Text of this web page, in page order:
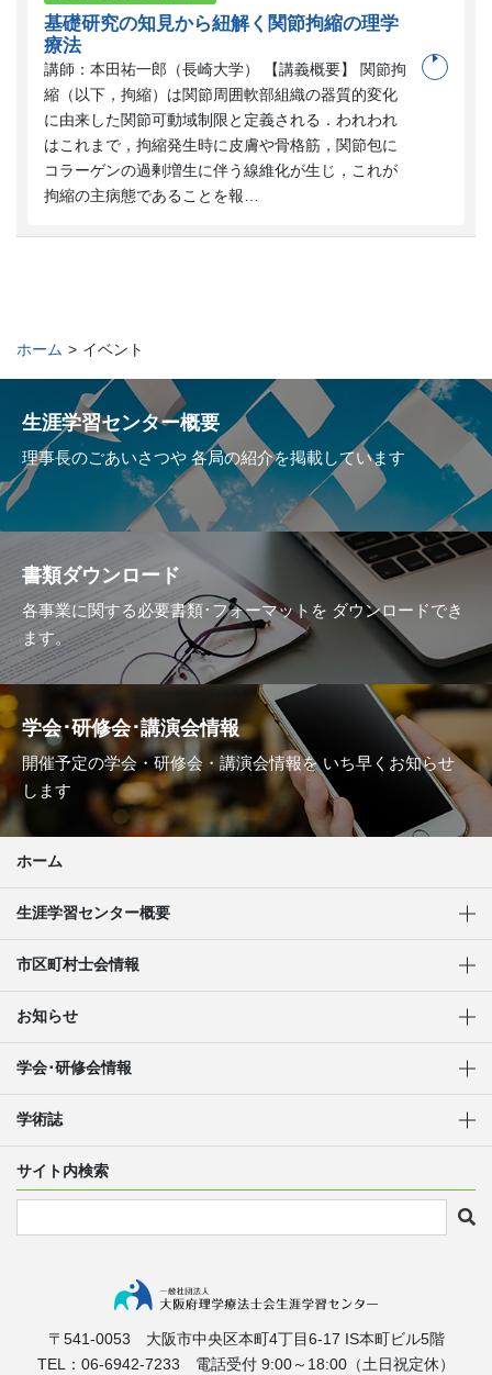
基礎研究の知見から紐解く関節拘縮の理学
療法
講師：本田祐一郎（長崎大学） 【講義概要】 関節拘
縮（以下，拘縮）は関節周囲軟部組織の器質的変化
に由来した関節可動域制限と定義される．われわれ
はこれまで，拘縮発生時に皮膚や骨格筋，関節包に
コラーゲンの過剰増生に伴う線維化が生じ，これが
拘縮の主病態であることを報…
ホーム > イベント
生涯学習センター概要
理事長のごあいさつや 各局の紹介を掲載しています
書類ダウンロード
各事業に関する必要書類･フォーマットを ダウンロードでき
ます。
学会･研修会･講演会情報
開催予定の学会・研修会・講演会情報をいち早くお知らせ
します
ホーム
生涯学習センター概要
市区町村士会情報
お知らせ
学会･研修会情報
学術誌
サイト内検索
〒541-0053 大阪市中央区本町4丁目6-17 IS本町ビル5階
TEL：06-6942-7233 電話受付 9:00～18:00（土日祝定休）